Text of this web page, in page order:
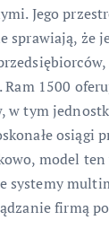
Jego
sprawiają, że
Ram 1500
w tym
osiągi
model
systemy
firmą